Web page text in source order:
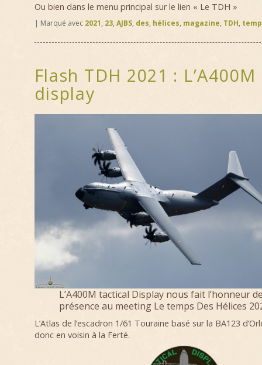
Ou bien dans le menu principal sur le lien « Le TDH »
| Marqué avec 2021, 23, AJBS, des, hélices, magazine, TDH,
Flash TDH 2021 :
display
L’A400M tactical Display nous fait l’honneur
présence au meeting Le temps Des Hélices
L’Atlas de l’escadron 1/61 Touraine basé sur la BA123
donc en voisin à la Ferté.